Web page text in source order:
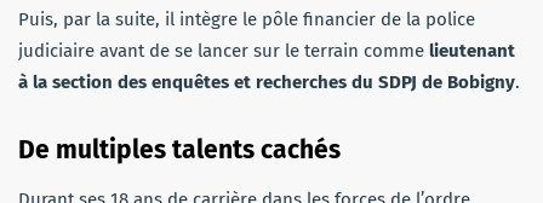
Puis, par la suite, il intègre le pôle financier de la police
judiciaire avant de se lancer sur le terrain comme lieutenant
à la section des enquêtes et recherches du SDPJ de Bobigny.
De multiples talents cachés